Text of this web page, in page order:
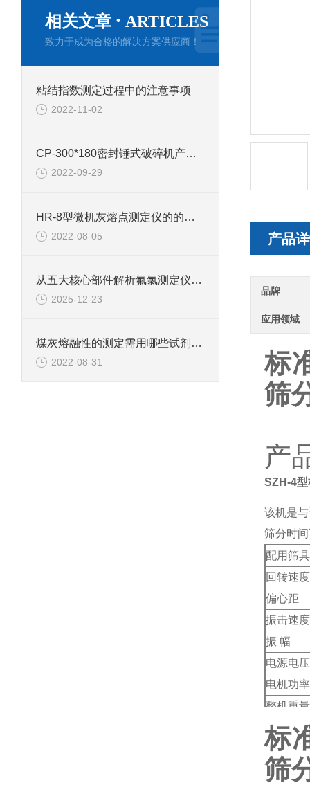
产品
品牌
应用领域
标
筛
产
SZH-4
该机是
筛分时
配用筛具
回转速度
偏心距
振击速度
振 幅
电源电压
电机功率
整机重量
外形尺
标
筛
相关文章 · ARTICLES
致力于成为合格的解决方案供应商！
粘结指数测定过程中的注意事项
2022-11-02
CP-300*180密封锤式破碎机产品介绍
2022-09-29
HR-8型微机灰熔点测定仪的的技术参数
2022-08-05
从五大核心部件解析氟氯测定仪的技术特点
2025-12-23
煤灰熔融性的测定需用哪些试剂和材料？
2022-08-31